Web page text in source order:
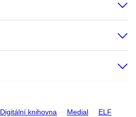
Digitální knihovna Medial ELF